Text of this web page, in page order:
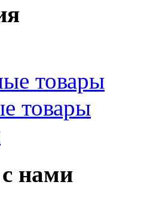
товары
товары
нами